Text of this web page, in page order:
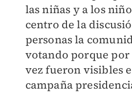
las niñas y a los
centro de la
personas la
votando porque
vez fueron visibles
campaña